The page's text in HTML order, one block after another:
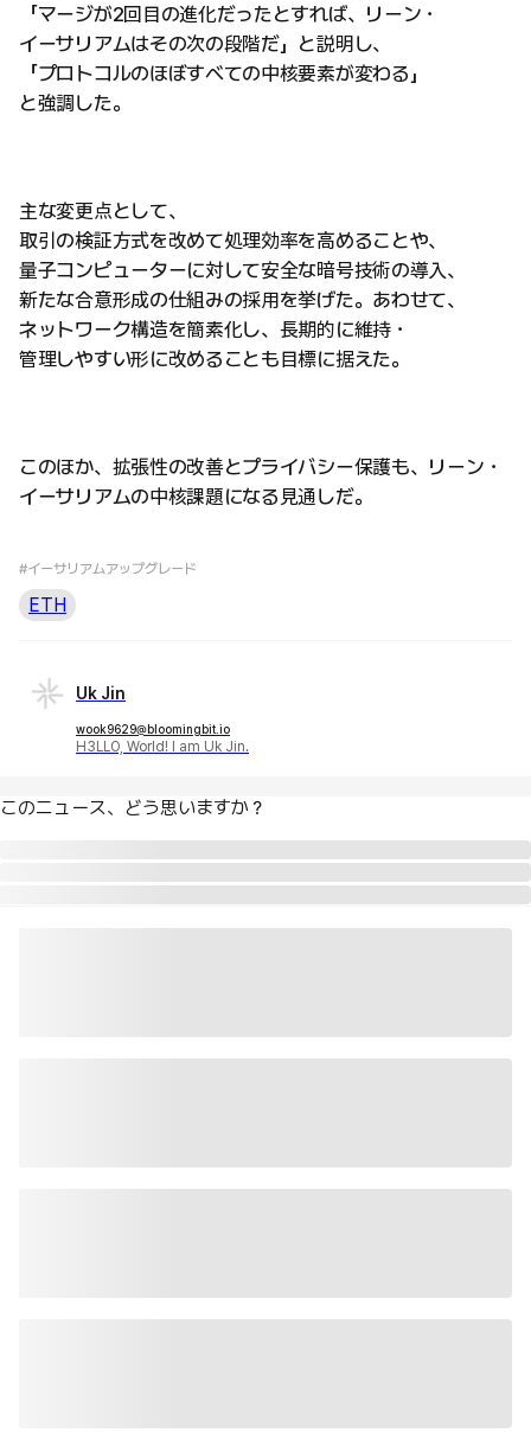
「マージが2回目の進化だったとすれば、リーン・
イーサリアムはその次の段階だ」と説明し、
「プロトコルのほぼすべての中核要素が変わる」
と強調した。
主な変更点として、
取引の検証方式を改めて処理効率を高めることや、
量子コンピューターに対して安全な暗号技術の導入、
新たな合意形成の仕組みの採用を挙げた。あわせて、
ネットワーク構造を簡素化し、長期的に維持・
管理しやすい形に改めることも目標に据えた。
このほか、拡張性の改善とプライバシー保護も、リーン・
イーサリアムの中核課題になる見通しだ。
#イーサリアムアップグレード
ETH
Uk Jin
wook9629@bloomingbit.io
H3LLO, World! I am Uk Jin.
このニュース、どう思いますか？